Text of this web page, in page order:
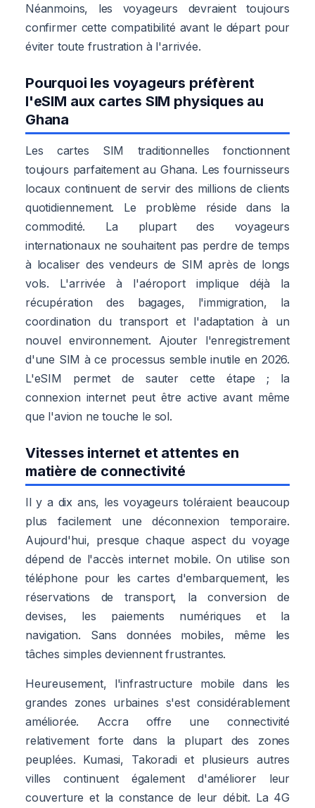
Néanmoins, les voyageurs devraient toujours
confirmer cette compatibilité avant le départ pour
éviter toute frustration à l'arrivée.
Pourquoi les voyageurs préfèrent
l'eSIM aux cartes SIM physiques au
Ghana
Les cartes SIM traditionnelles fonctionnent
toujours parfaitement au Ghana. Les fournisseurs
locaux continuent de servir des millions de clients
quotidiennement. Le problème réside dans la
commodité. La plupart des voyageurs
internationaux ne souhaitent pas perdre de temps
à localiser des vendeurs de SIM après de longs
vols. L'arrivée à l'aéroport implique déjà la
récupération des bagages, l'immigration, la
coordination du transport et l'adaptation à un
nouvel environnement. Ajouter l'enregistrement
d'une SIM à ce processus semble inutile en 2026.
L'eSIM permet de sauter cette étape ; la
connexion internet peut être active avant même
que l'avion ne touche le sol.
Vitesses internet et attentes en
matière de connectivité
Il y a dix ans, les voyageurs toléraient beaucoup
plus facilement une déconnexion temporaire.
Aujourd'hui, presque chaque aspect du voyage
dépend de l'accès internet mobile. On utilise son
téléphone pour les cartes d'embarquement, les
réservations de transport, la conversion de
devises, les paiements numériques et la
navigation. Sans données mobiles, même les
tâches simples deviennent frustrantes.
Heureusement, l'infrastructure mobile dans les
grandes zones urbaines s'est considérablement
améliorée. Accra offre une connectivité
relativement forte dans la plupart des zones
peuplées. Kumasi, Takoradi et plusieurs autres
villes continuent également d'améliorer leur
couverture et la constance de leur débit. La 4G